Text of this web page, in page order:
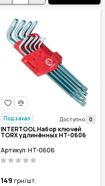
Под заказ Доступно: 0
INTERTOOL Набор ключей
TORX удлинённых HT-0606
Артикул: HT-0606
149 грн/шт.